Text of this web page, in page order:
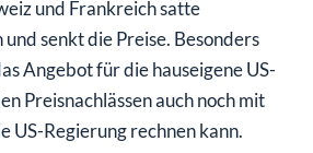
und Frankreich satte
senkt die Preise. Besonders
Angebot für die hauseigene US-
Preisnachlässen auch noch mit
US-Regierung rechnen kann.